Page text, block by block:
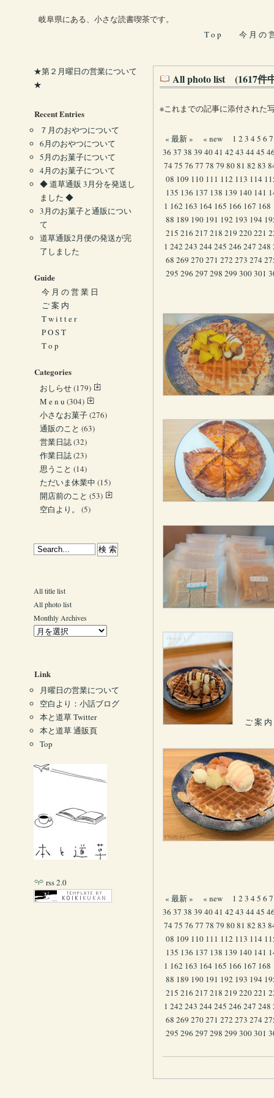
岐阜県にある、小さな読書喫茶です。
T o p
今 月 の
All photo list (1617件
※これまでの記事に添付された
« 最新 » « new 1 2 3 4 5 6 7
36 37 38 39 4041 42 43 44 45
74 75 76 77 78 79 8081 82 83
08 109 110 111 112 113 114
135 136 137 138 139 140 141
1 162 163 164 165 166 167 168
88 189 190 191 192 193 194
215 216 217 218 219 220221
1 242 243 244 245 246 247 248
68 269 270271 272 273 274
295 296 297 298 299 300301
ご 案 内
« 最新 » « new 1 2 3 4 5 6 7
36 37 38 39 4041 42 43 44 45
74 75 76 77 78 79 8081 82 83
08 109 110 111 112 113 114
135 136 137 138 139 140 141
1 162 163 164 165 166 167 168
88 189 190 191 192 193 194
215 216 217 218 219 220221
1 242 243 244 245 246 247 248
68 269 270271 272 273 274
295 296 297 298 299 300301
★第２月曜日の営業について
★
Recent Entries
７月のおやつについて
6月のおやつについて
5月のお菓子について
4月のお菓子について
◆ 道草通販 3月分を発送し
ました ◆
3月のお菓子と通販につい
て
道草通販2月便の発送が完
了しました
Guide
今 月 の 営 業 日
ご 案 内
T w i t t e r
P O S T
T o p
Categories
おしらせ(179)
M e n u (304)
小さなお菓子(276)
通販のこと (63)
営業日誌(32)
作業日誌(23)
思うこと (14)
ただいま休業中 (15)
開店前のこと (53)
空白より。
(5)
All title list
All photo list
Monthly Archives
Link
月曜日の営業について
空白より：小話ブログ
本と道草 Twitter
本と道草 通販頁
Top
rss 2.0